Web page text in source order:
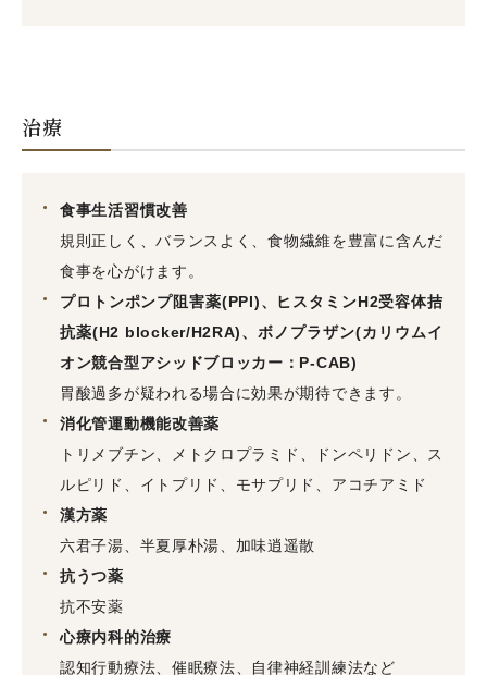
治療
食事生活習慣改善
規則正しく、バランスよく、食物繊維を豊富に含んだ
食事を心がけます。
プロトンポンプ阻害薬(PPI)、ヒスタミンH2受容体拮
抗薬(H2 blocker/H2RA)、ボノプラザン(カリウムイ
オン競合型アシッドブロッカー：P-CAB)
胃酸過多が疑われる場合に効果が期待できます。
消化管運動機能改善薬
トリメブチン、メトクロプラミド、ドンペリドン、ス
ルピリド、イトプリド、モサプリド、アコチアミド
漢方薬
六君子湯、半夏厚朴湯、加味逍遥散
抗うつ薬
抗不安薬
心療内科的治療
認知行動療法、催眠療法、自律神経訓練法など